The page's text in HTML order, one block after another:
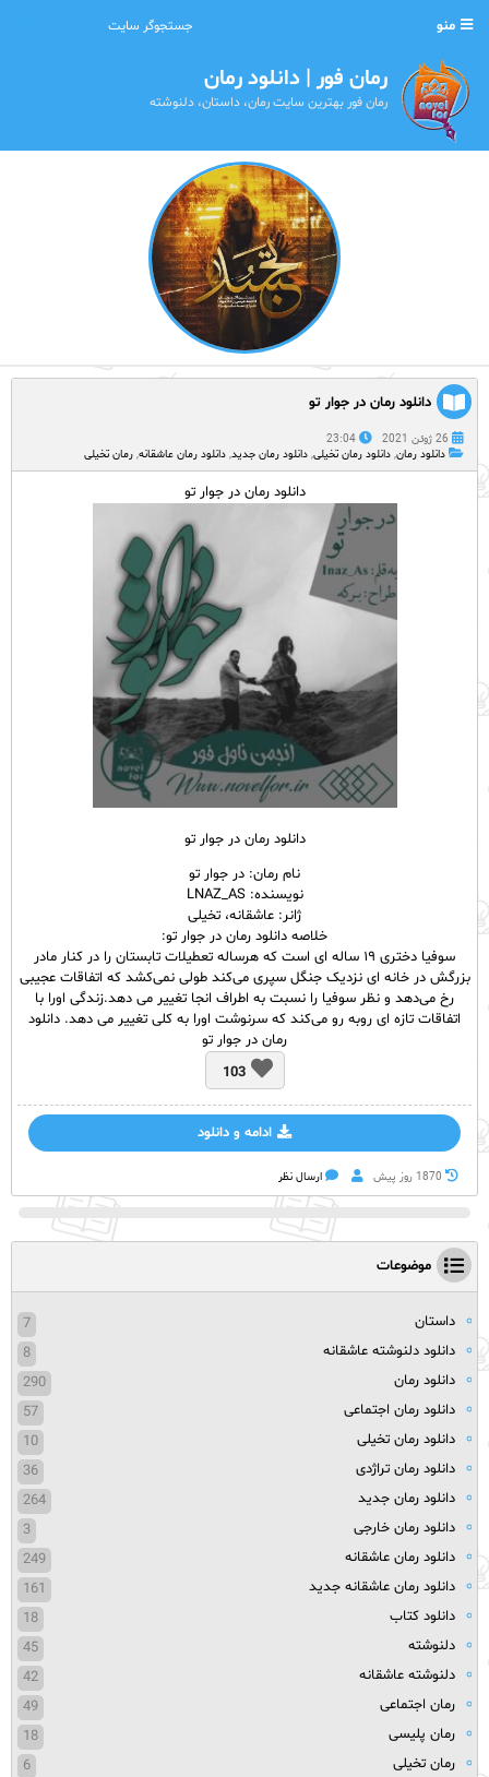
منو
رمان فور | دانلود رمان
رمان فور بهترین سایت رمان، داستان، دلنوشته
دانلود رمان در جوار تو
26 ژوئن 2021
23:04
دانلود رمان, دانلود رمان تخیلی, دانلود رمان جدید, دانلود رمان عاشقانه, رمان تخیلی
دانلود رمان در جوار تو
دانلود رمان در جوار تو
نام رمان: در جوار تو
نویسنده: LNAZ_AS
ژانر: عاشقانه، تخیلی
خلاصه دانلود رمان در جوار تو:
سوفیا دختری ۱۹ ساله ای است که هرساله تعطیلات تابستان را در کنار مادر
بزرگش در خانه ای نزدیک جنگل سپری می‌کند طولی نمی‌کشد که اتفاقات عجیبی
رخ می‌دهد و نظر سوفیا را نسبت به اطراف انجا تغییر می دهد.زندگی اورا با
اتفاقات تازه ای روبه رو می‌کند که سرنوشت اورا به کلی تغییر می دهد. دانلود
رمان در جوار تو
103
ادامه و دانلود
1870 روز پيش ارسال نظر
موضوعات
داستان
7
دانلود دلنوشته عاشقانه
8
دانلود رمان
290
دانلود رمان اجتماعی
57
دانلود رمان تخیلی
10
دانلود رمان تراژدی
36
دانلود رمان جدید
264
دانلود رمان خارجی
3
دانلود رمان عاشقانه
249
دانلود رمان عاشقانه جدید
161
دانلود کتاب
18
دلنوشته
45
دلنوشته عاشقانه
42
رمان اجتماعی
49
رمان پلیسی
18
رمان تخیلی
6